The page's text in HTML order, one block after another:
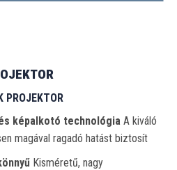
PROJEKTOR
képalkotó technológiaA kiváló
magával ragadó hatást biztosít
Kisméretű, nagy